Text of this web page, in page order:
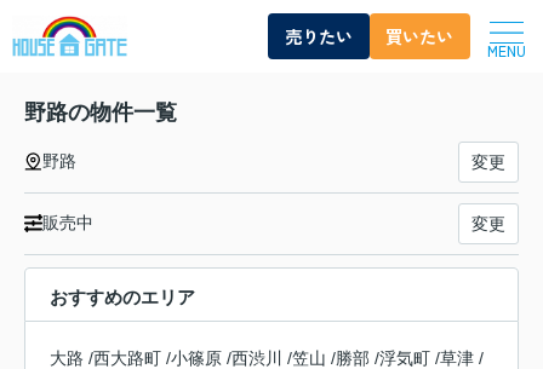
売りたい 買いたい
MENU
野路の物件一覧
野路 変更
販売中 変更
おすすめのエリア
大路 /西大路町 /小篠原 /西渋川 /笠山 /勝部 /浮気町 /草津 /